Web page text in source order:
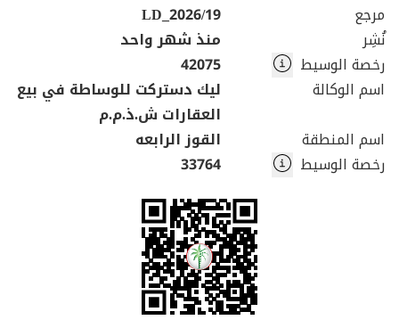
مرجع
LD_2026/19
نُشِر
منذ شهر واحد
رخصة الوسيط
42075
اسم الوكالة
ليك دستركت للوساطة في بيع
العقارات ش.ذ.م.م
اسم المنطقة
القوز الرابعه
رخصة الوسيط
33764